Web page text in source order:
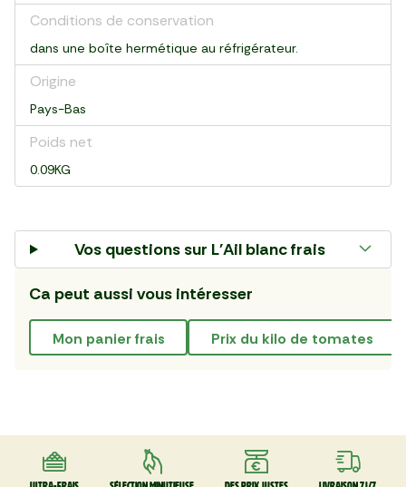
Conditions de conservation
dans une boîte hermétique au réfrigérateur.
Origine
Pays-Bas
Poids net
0.09KG
Vos questions sur L'Ail blanc frais
Ca peut aussi vous intéresser
mon panier frais prix du kilo de tomates